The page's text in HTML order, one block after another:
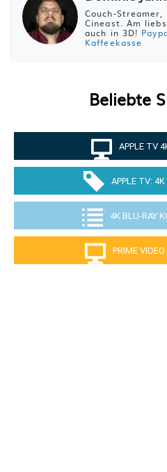
Couch-
Cineast. Am
auch in 3D!
Kaffeekasse
Beliebte
APPLE TV
APPLE TV:
4K BLU-RAY
PRIME